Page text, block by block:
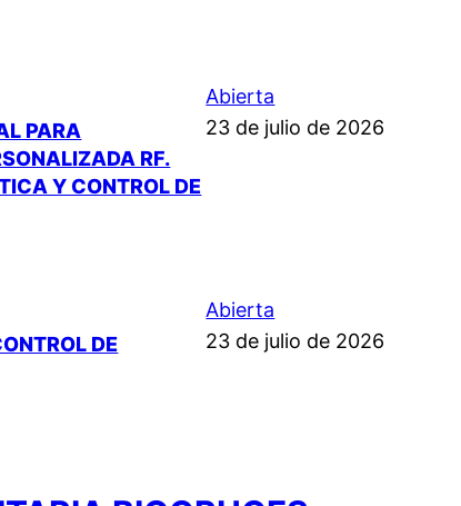
PARA
RF.
Y CONTROL DE
Abierta
23 de julio de 2026
DE
Abierta
23 de julio de 2026